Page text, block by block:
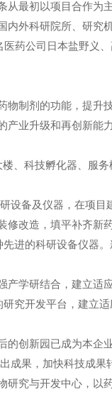
从最初以项目合作为
内外科研院所、研究
药公司日本盐野义
物制剂的功能，提升
产业升级和再创新能
、科技孵化器、服
设备及仪器，在项目
修改造，填平补齐新
进的科研设备仪器
产学研结合，建立适
究开发平台，建立
的创新园已成为本企
成果，加快科技成果
研究与开发中心，以